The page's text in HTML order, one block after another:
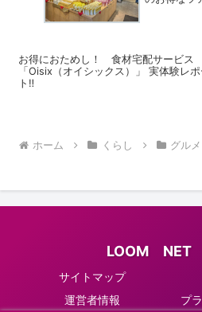
お得におためし！ 食材宅配サービス
「Oisix（オイシックス）」 実体験レポ
ト‼
ホーム くらし グルメ
LOOM NET
サイトマップ
運営者情報
プ